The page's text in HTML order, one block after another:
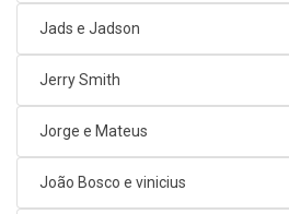
Jads e Jadson
Jerry Smith
Jorge e Mateus
João Bosco e vinicius